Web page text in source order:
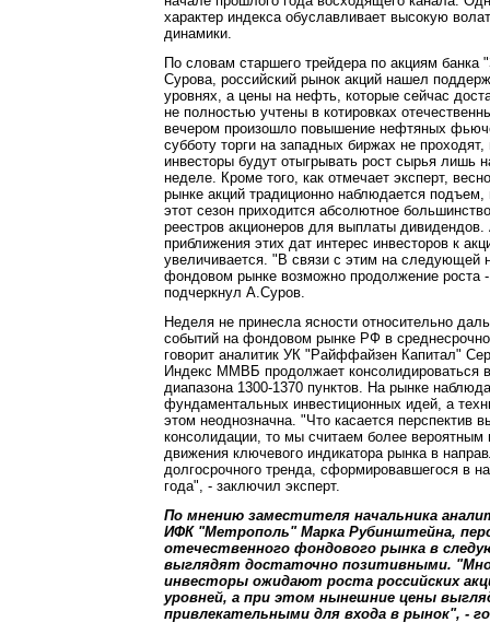
характер индекса обуславливает высокую
динамики.
По словам старшего трейдера по акциям банка
Сурова, российский рынок акций нашел
уровнях, а цены на нефть, которые сейчас
не полностью учтены в котировках
вечером произошло повышение нефтяных
субботу торги на западных биржах не
инвесторы будут отыгрывать рост сырья лишь
неделе. Кроме того, как отмечает эксперт,
рынке акций традиционно наблюдается подъем,
этот сезон приходится абсолютное
реестров акционеров для выплаты
приближения этих дат интерес инвесторов к
увеличивается. "В связи с этим на следующей
фондовом рынке возможно продолжение роста
подчеркнул А.Суров.
Неделя не принесла ясности относительно
событий на фондовом рынке РФ в
говорит аналитик УК "Райффайзен Капитал"
Индекс ММВБ продолжает консолидироваться в
диапазона 1300-1370 пунктов. На рынке
фундаментальных инвестиционных идей, а
этом неоднозначна. "Что касается
консолидации, то мы считаем более вероятным
движения ключевого индикатора рынка в
долгосрочного тренда, сформировавшегося в
года", - заключил эксперт.
По мнению заместителя начальника
ИФК "Метрополь" Марка Рубинштейна,
отечественного фондового рынка в
выглядят достаточно позитивными.
инвесторы ожидают роста российских
уровней, а при этом нынешние цены
привлекательными для входа в рынок", -